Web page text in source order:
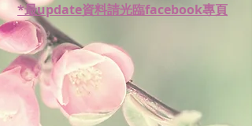
*最update資料請光臨facebook專頁